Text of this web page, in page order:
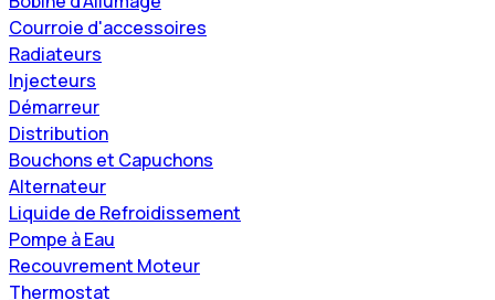
Courroie d'accessoires
Radiateurs
Injecteurs
Démarreur
Distribution
Bouchons et Capuchons
Alternateur
Liquide de Refroidissement
Pompe à Eau
Recouvrement Moteur
Thermostat